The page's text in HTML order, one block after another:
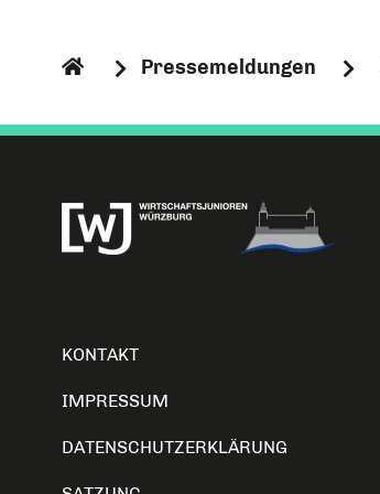
Pressemeldungen
KONTAKT
IMPRESSUM
DATENSCHUTZERKLÄRUNG